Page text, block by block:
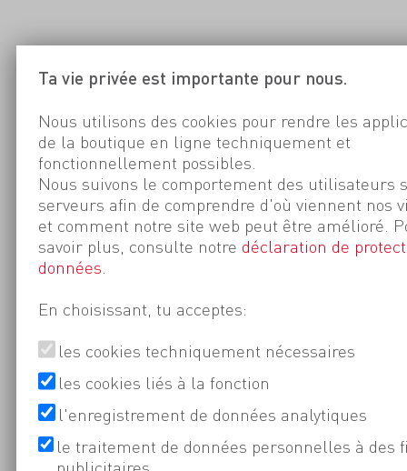
Ta vie privée est importante pour nous.
Nous utilisons des cookies pour rendre les
de la boutique en ligne techniquement et
fonctionnellement possibles.
Nous suivons le comportement des utilisateurs
serveurs afin de comprendre d'où viennent nos
et comment notre site web peut être amélioré.
savoir plus, consulte notre déclaration de
données
En choisissant, tu acceptes:
les cookies techniquement nécessaires
les cookies liés à la fonction
l'enregistrement de données analytiques
le traitement de données personnelles à des